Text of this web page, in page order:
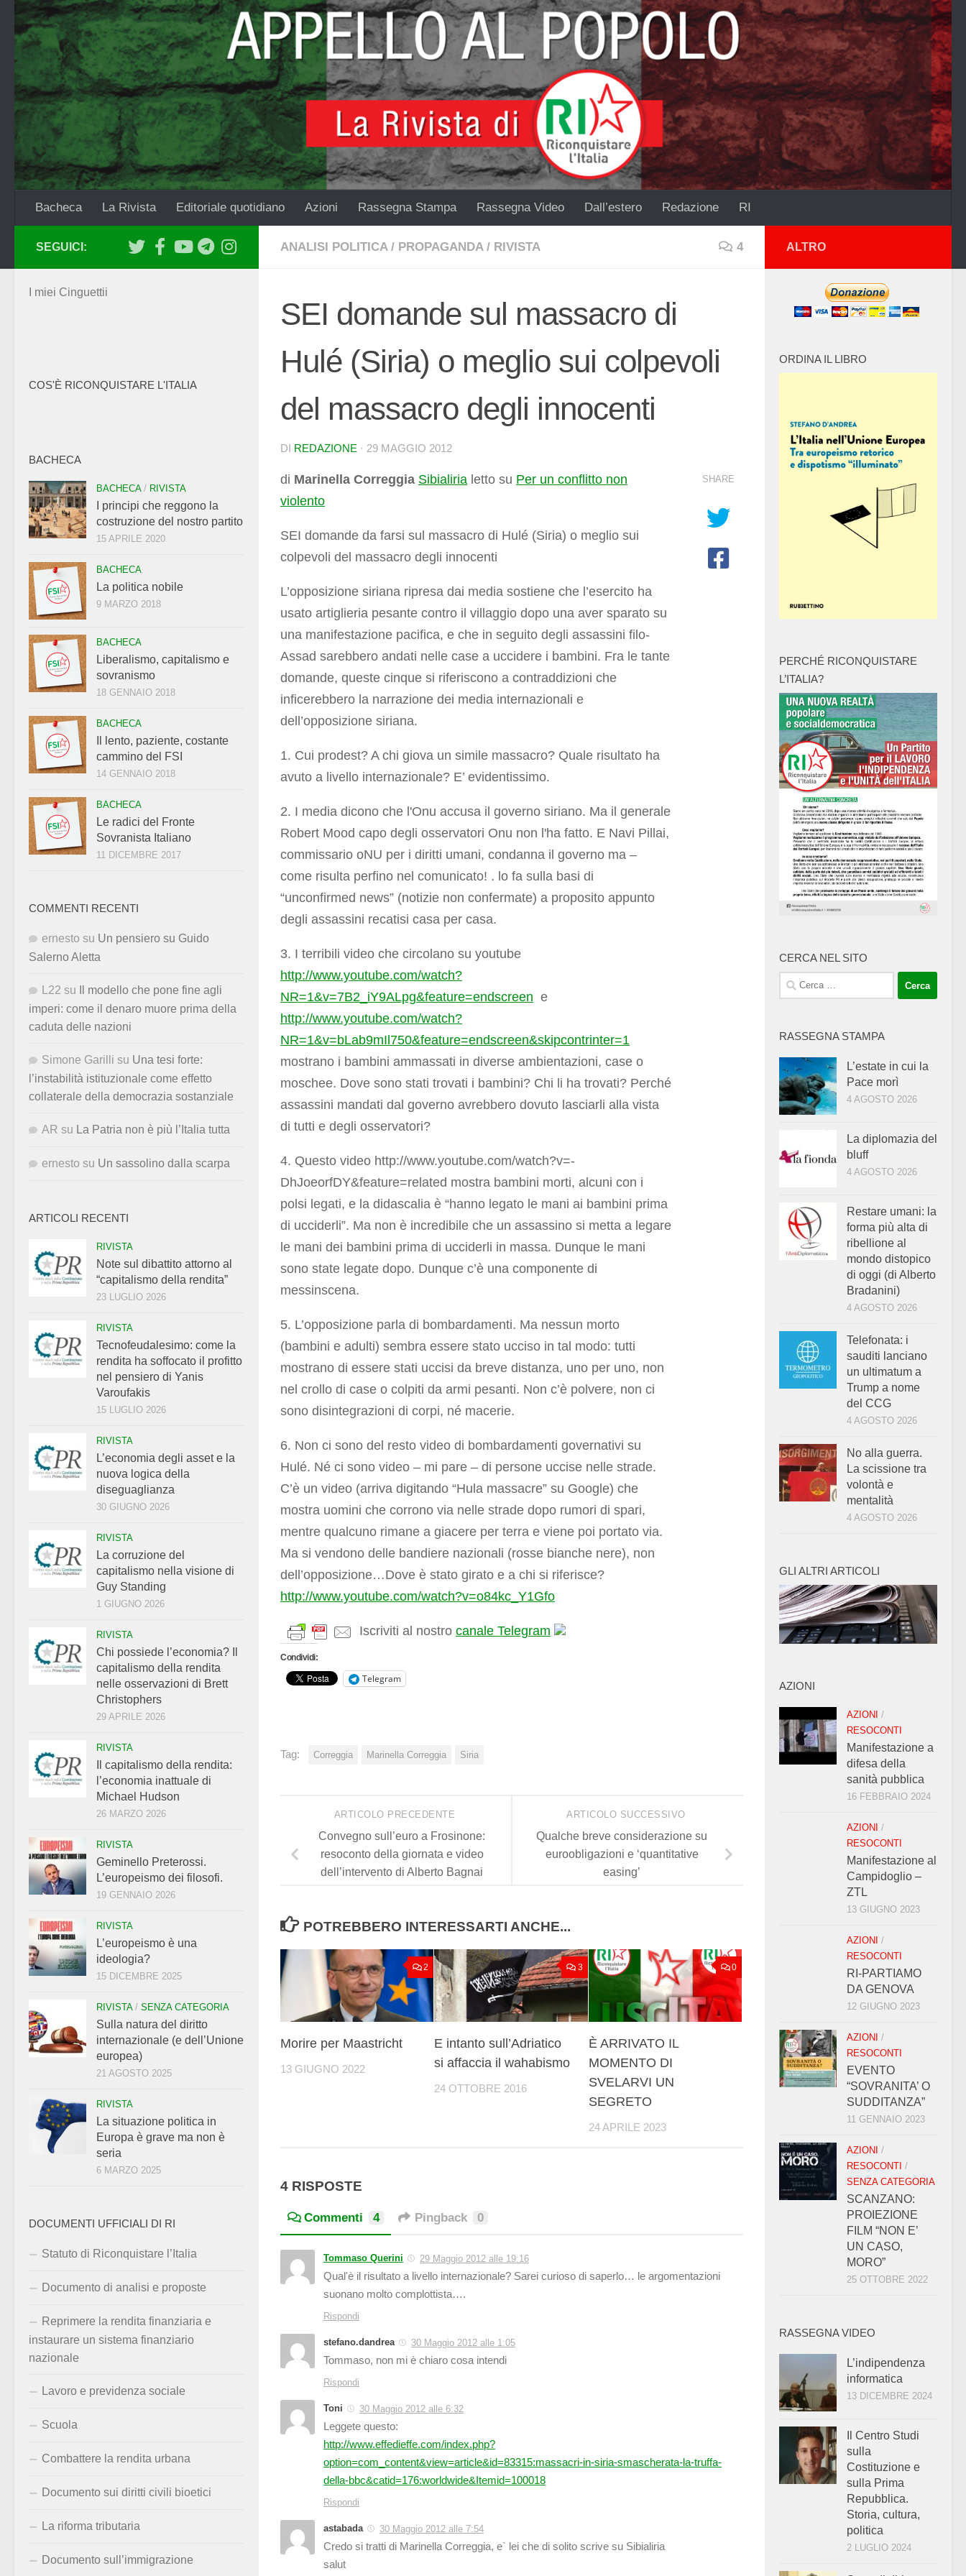
Salta al contenuto
Bacheca La Rivista Editoriale quotidiano Azioni Rassegna Stampa Rassegna Video Dall’estero Redazione RI
ANALISI POLITICA / PROPAGANDA / RIVISTA 4
SEI domande sul massacro di
Hulé (Siria) o meglio sui colpevoli
del massacro degli innocenti
DI REDAZIONE · 29 MAGGIO 2012
di Marinella Correggia Sibialiria letto su Per un conflitto non
violento
SEI domande da farsi sul massacro di Hulé (Siria) o meglio sui
colpevoli del massacro degli innocenti
L’opposizione siriana ripresa dai media sostiene che l’esercito ha
usato artiglieria pesante contro il villaggio dopo una aver sparato su
una manifestazione pacifica, e che in seguito degli assassini filo-
Assad sarebbero andati nelle case a uccidere i bambini. Fra le tante
domande, queste cinque si riferiscono a contraddizioni che
inficerebbero la narrazione dei media internazionali e
dell’opposizione siriana.
1. Cui prodest? A chi giova un simile massacro? Quale risultato ha
avuto a livello internazionale? E’ evidentissimo.
2. I media dicono che l'Onu accusa il governo siriano. Ma il generale
Robert Mood capo degli osservatori Onu non l'ha fatto. E Navi Pillai,
commissario oNU per i diritti umani, condanna il governo ma –
come risulta perfino nel comunicato! . lo fa sulla basi di
“unconfirmed news” (notizie non confermate) a proposito appunto
degli assassini recatisi casa per casa.
3. I terribili video che circolano su youtube
http://www.youtube.com/watch?
NR=1&v=7B2_iY9ALpg&feature=endscreen e
http://www.youtube.com/watch?
NR=1&v=bLab9mIl750&feature=endscreen&skipcontrinter=1
mostrano i bambini ammassati in diverse ambientazioni, case o
moschee. Dove sono stati trovati i bambini? Chi li ha trovati? Perché
assassini mandati dal governo avrebbero dovuto lasciarli alla vista
di tutti e degli osservatori?
4. Questo video http://www.youtube.com/watch?v=-
DhJoeorfDY&feature=related mostra bambini morti, alcuni con i
polsi legati, e la didascalia è “hanno legato le mani ai bambini prima
di ucciderli”. Ma non è incredibile che un assassino si metta a legare
le mani dei bambini prima di ucciderli in massa. Dunque le mani
sono state legate dopo. Dunque c’è una componente di
messinscena.
5. L’opposizione parla di bombardamenti. Ma nessun morto
(bambini e adulti) sembra essere stato ucciso in tal modo: tutti
mostrano di essere stati uccisi da breve distanza, uno per uno, non
nel crollo di case o colpiti da armi pesanti. Non c’è polvere, non ci
sono disintegrazioni di corpi, né macerie.
6. Non ci sono del resto video di bombardamenti governativi su
Hulé. Né ci sono video – mi pare – di persone uccise nelle strade.
C’è un video (arriva digitando “Hula massacre” su Google) che
mostra uomini che corrono via nelle strade dopo rumori di spari,
mentre qualcuno rimane a giacere per terra e viene poi portato via.
Ma si vendono delle bandiere nazionali (rosse bianche nere), non
dell’opposizione…Dove è stato girato e a chi si riferisce?
http://www.youtube.com/watch?v=o84kc_Y1Gfo
Iscriviti al nostro canale Telegram
Condividi:
Telegram
SHARE
Tag: Correggia Marinella Correggia Siria
ARTICOLO SUCCESSIVO
Qualche breve considerazione su
euroobligazioni e ‘quantitative
easing’
ARTICOLO PRECEDENTE
Convegno sull’euro a Frosinone:
resoconto della giornata e video
dell’intervento di Alberto Bagnai
POTREBBERO INTERESSARTI ANCHE...
2
Morire per Maastricht
13 GIUGNO 2022
3
E intanto sull’Adriatico
si affaccia il wahabismo
24 OTTOBRE 2016
0
È ARRIVATO IL
MOMENTO DI
SVELARVI UN
SEGRETO
24 APRILE 2023
4 RISPOSTE
Commenti 4 Pingback 0
Tommaso Querini 29 Maggio 2012 alle 19:16
Qual'è il risultato a livello internazionale? Sarei curioso di saperlo… le argomentazioni
suonano molto complottista….
Rispondi
stefano.dandrea 30 Maggio 2012 alle 1:05
Tommaso, non mi è chiaro cosa intendi
Rispondi
Toni 30 Maggio 2012 alle 6:32
Leggete questo:
http://www.effedieffe.com/index.php?
option=com_content&view=article&id=83315:massacri-in-siria-smascherata-la-truffa-
della-bbc&catid=176:worldwide&Itemid=100018
Rispondi
astabada 30 Maggio 2012 alle 7:54
Credo si tratti di Marinella Correggia, e` lei che di solito scrive su Sibialiria
salut
SEGUICI:
I miei Cinguettii
COS'È RICONQUISTARE L'ITALIA
BACHECA
BACHECA/ RIVISTA
I principi che reggono la
costruzione del nostro partito
15 APRILE 2020
BACHECA
La politica nobile
9 MARZO 2018
BACHECA
Liberalismo, capitalismo e
sovranismo
18 GENNAIO 2018
BACHECA
Il lento, paziente, costante
cammino del FSI
14 GENNAIO 2018
BACHECA
Le radici del Fronte
Sovranista Italiano
11 DICEMBRE 2017
COMMENTI RECENTI
ernesto su Un pensiero su Guido
Salerno Aletta
L22 su
Il modello che pone fine agli
imperi: come il denaro muore prima della
caduta delle nazioni
Simone Garilli su Una tesi forte:
l’instabilità istituzionale come effetto
collaterale della democrazia sostanziale
AR su La Patria non è più l’Italia tutta
ernesto su Un sassolino dalla scarpa
ARTICOLI RECENTI
RIVISTA
Note sul dibattito attorno al
“capitalismo della rendita”
23 LUGLIO 2026
RIVISTA
Tecnofeudalesimo: come la
rendita ha soffocato il profitto
nel pensiero di Yanis
Varoufakis
15 LUGLIO 2026
RIVISTA
L’economia degli asset e la
nuova logica della
diseguaglianza
30 GIUGNO 2026
RIVISTA
La corruzione del
capitalismo nella visione di
Guy Standing
1 GIUGNO 2026
RIVISTA
Chi possiede l’economia? Il
capitalismo della rendita
nelle osservazioni di Brett
Christophers
29 APRILE 2026
RIVISTA
Il capitalismo della rendita:
l’economia inattuale di
Michael Hudson
26 MARZO 2026
RIVISTA
Geminello Preterossi.
L’europeismo dei filosofi.
19 GENNAIO 2026
RIVISTA
L’europeismo è una
ideologia?
15 DICEMBRE 2025
RIVISTA/ SENZA CATEGORIA
Sulla natura del diritto
internazionale (e dell’Unione
europea)
21 AGOSTO 2025
RIVISTA
La situazione politica in
Europa è grave ma non è
seria
6 MARZO 2025
DOCUMENTI UFFICIALI DI RI
Statuto di Riconquistare l’Italia
Documento di analisi e proposte
Reprimere la rendita finanziaria e
instaurare un sistema finanziario
nazionale
Lavoro e previdenza sociale
Scuola
Combattere la rendita urbana
Documento sui diritti civili bioetici
La riforma tributaria
Documento sull’immigrazione
ALTRO
ORDINA IL LIBRO
PERCHÉ RICONQUISTARE
L’ITALIA?
CERCA NEL SITO
Ricerca
per:
RASSEGNA STAMPA
L’estate in cui la
Pace morì
4 AGOSTO 2026
La diplomazia del
bluff
4 AGOSTO 2026
Restare umani: la
forma più alta di
ribellione al
mondo distopico
di oggi (di Alberto
Bradanini)
4 AGOSTO 2026
Telefonata: i
sauditi lanciano
un ultimatum a
Trump a nome
del CCG
4 AGOSTO 2026
No alla guerra.
La scissione tra
volontà e
mentalità
4 AGOSTO 2026
GLI ALTRI ARTICOLI
AZIONI
AZIONI /
RESOCONTI
Manifestazione a
difesa della
sanità pubblica
16 FEBBRAIO 2024
AZIONI /
RESOCONTI
Manifestazione al
Campidoglio –
ZTL
13 GIUGNO 2023
AZIONI /
RESOCONTI
RI-PARTIAMO
DA GENOVA
12 GIUGNO 2023
AZIONI /
RESOCONTI
EVENTO
“SOVRANITA’ O
SUDDITANZA”
11 GENNAIO 2023
AZIONI /
RESOCONTI /
SENZA CATEGORIA
SCANZANO:
PROIEZIONE
FILM “NON E’
UN CASO,
MORO”
25 OTTOBRE 2022
RASSEGNA VIDEO
L’indipendenza
informatica
13 DICEMBRE 2024
Il Centro Studi
sulla
Costituzione e
sulla Prima
Repubblica.
Storia, cultura,
politica
2 LUGLIO 2024